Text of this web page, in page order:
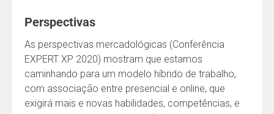
Perspectivas
As perspectivas mercadológicas (Conferência
EXPERT XP 2020) mostram que estamos
caminhando para um modelo híbrido de trabalho,
com associação entre presencial e online, que
exigirá mais e novas habilidades, competências, e